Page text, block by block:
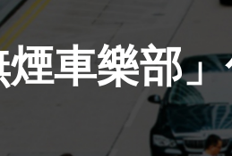
煙車樂部